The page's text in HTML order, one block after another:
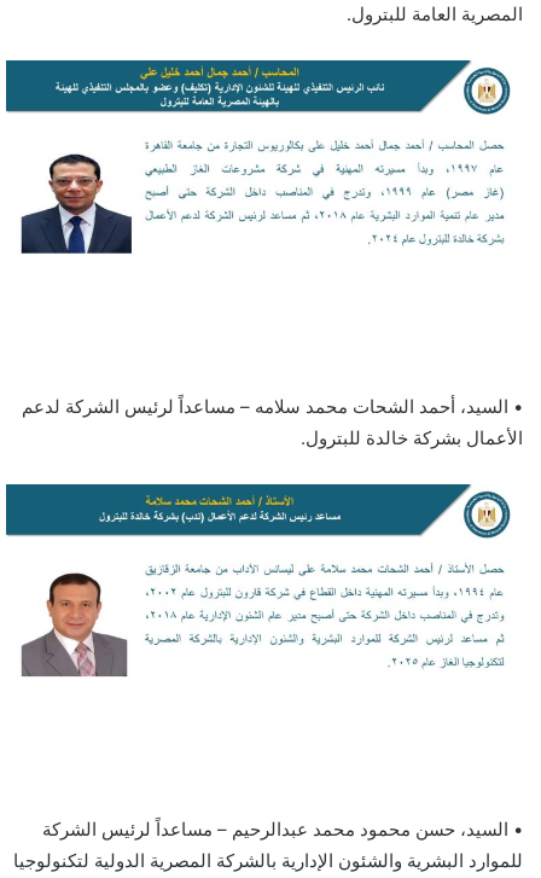
المصرية العامة للبترول.
• السيد، أحمد الشحات محمد سلامه – مساعداً لرئيس الشركة لدعم
الأعمال بشركة خالدة للبترول.
• السيد، حسن محمود محمد عبدالرحيم – مساعداً لرئيس الشركة
للموارد البشرية والشئون الإدارية بالشركة المصرية الدولية لتكنولوجيا